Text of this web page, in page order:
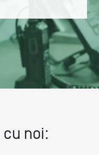
cu noi: